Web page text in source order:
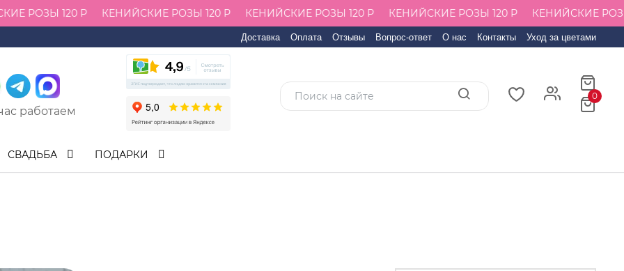
РОЗЫ 120 Р КЕНИЙСКИЕ РОЗЫ 120 Р КЕНИЙСКИЕ РОЗЫ 120 Р КЕНИЙСКИЕ РОЗЫ 120 Р КЕНИЙСКИЕ РОЗЫ
Доставка Оплата Отзывы Вопрос-ответ О нас Контакты Уход за цветами
работаем
0
СВАДЬБА ПОДАРКИ